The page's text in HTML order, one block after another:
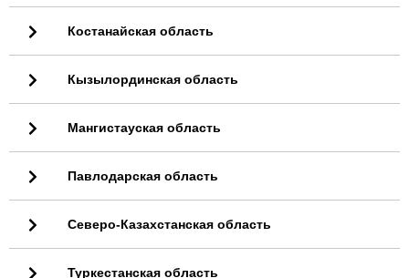
Костанайская область
Кызылординская область
Мангистауская область
Павлодарская область
Северо-Казахстанская область
Туркестанская область